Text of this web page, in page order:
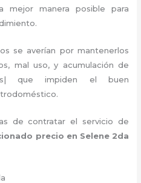
mejor manera posible para
se averían por mantenerlos
mal uso, y acumulación de
que impiden el buen
de contratar el servicio de
precio en Selene 2da